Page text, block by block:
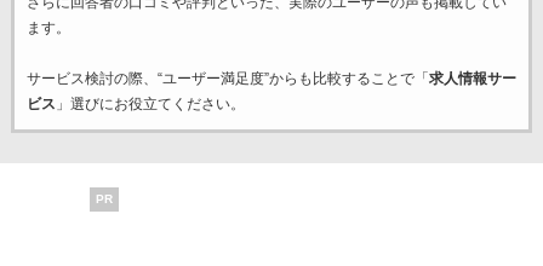
ます。
サービス検討の際、“ユーザー満足度”からも比較することで「 求人情報サー
ビス 」選びにお役立てください。
PR